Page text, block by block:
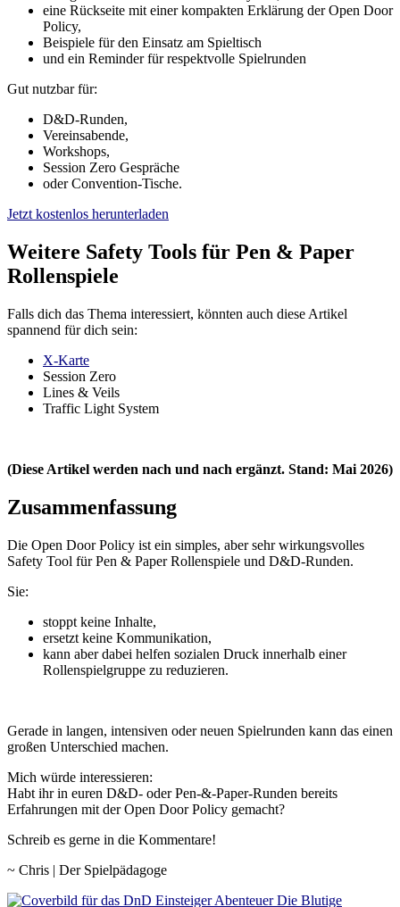
eine Rückseite mit einer kompakten Erklärung der Open Door
Policy,
Beispiele für den Einsatz am Spieltisch
und ein Reminder für respektvolle Spielrunden
Gut nutzbar für:
D&D-Runden,
Vereinsabende,
Workshops,
Session Zero Gespräche
oder Convention-Tische.
Jetzt kostenlos herunterladen
Weitere Safety Tools für Pen & Paper
Rollenspiele
Falls dich das Thema interessiert, könnten auch diese Artikel
spannend für dich sein:
X-Karte
Session Zero
Lines & Veils
Traffic Light System
(Diese Artikel werden nach und nach ergänzt. Stand: Mai 2026)
Zusammenfassung
Die Open Door Policy ist ein simples, aber sehr wirkungsvolles
Safety Tool für Pen & Paper Rollenspiele und D&D-Runden.
Sie:
stoppt keine Inhalte,
ersetzt keine Kommunikation,
kann aber dabei helfen sozialen Druck innerhalb einer
Rollenspielgruppe zu reduzieren.
Gerade in langen, intensiven oder neuen Spielrunden kann das einen
großen Unterschied machen.
Mich würde interessieren:
Habt ihr in euren D&D- oder Pen-&-Paper-Runden bereits
Erfahrungen mit der Open Door Policy gemacht?
Schreib es gerne in die Kommentare!
~ Chris | Der Spielpädagoge